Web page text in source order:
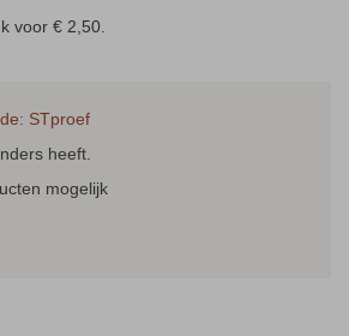
voor € 2,50.
STproef
heeft.
mogelijk